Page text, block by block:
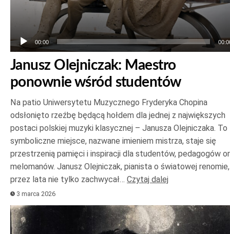
00:00
Janusz Olejniczak: Maestro
ponownie wśród studentów
Na patio Uniwersytetu Muzycznego Fryderyka Chopina
odsłonięto rzeźbę będącą hołdem dla jednej z największych
postaci polskiej muzyki klasycznej – Janusza Olejniczaka. To
symboliczne miejsce, nazwane imieniem mistrza, staje się
przestrzenią pamięci i inspiracji dla studentów, pedagogów
melomanów. Janusz Olejniczak, pianista o światowej renomie,
przez lata nie tylko zachwycał… Czytaj dalej
3 marca 2026
Odtwarzacz
plików